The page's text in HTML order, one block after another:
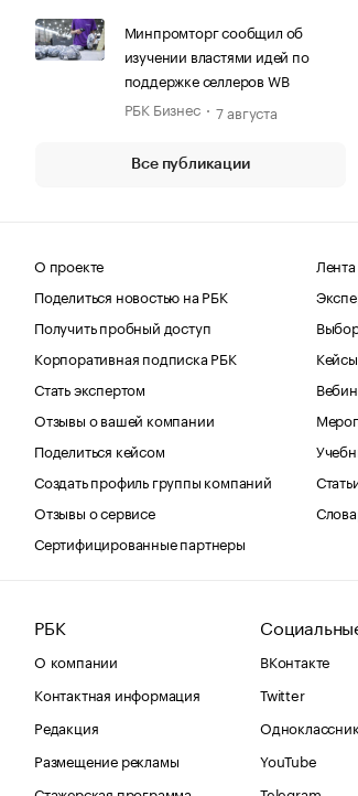
Минпромторг сообщил об
изучении властями идей по
поддержке селлеров WB
РБК Бизнес
7 августа
Все публикации
О проекте
Поделиться новостью на РБК
Получить пробный доступ
Корпоративная подписка РБК
Стать экспертом
Отзывы о вашей компании
Поделиться кейсом
Создать профиль группы компаний
Отзывы о сервисе
Сертифицированные партнеры
Кейсы
РБК
О компании
Контактная информация
Редакция
Размещение рекламы
ВКонтакте
Twitter
YouTube